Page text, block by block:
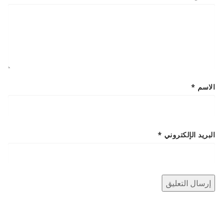
الاسم *
البريد الإلكتروني *